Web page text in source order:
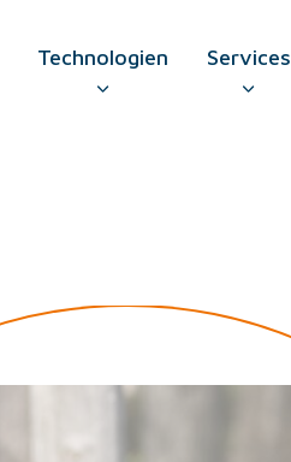
Technologien Services